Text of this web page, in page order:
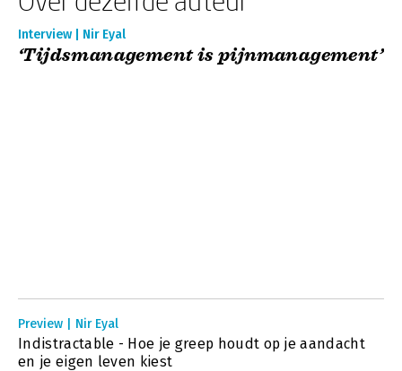
Interview | Nir Eyal
‘Tijdsmanagement is pijnmanagement’
Preview | Nir Eyal
Indistractable - Hoe je greep houdt op je aandacht
en je eigen leven kiest